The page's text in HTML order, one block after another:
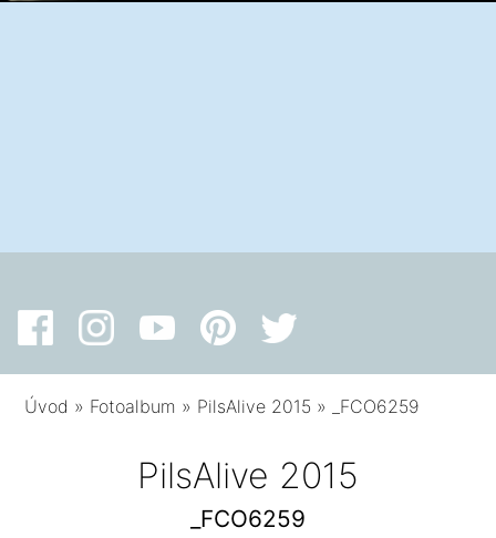
Úvod » Fotoalbum » PilsAlive 2015 » _FCO6259
PilsAlive 2015
_FCO6259